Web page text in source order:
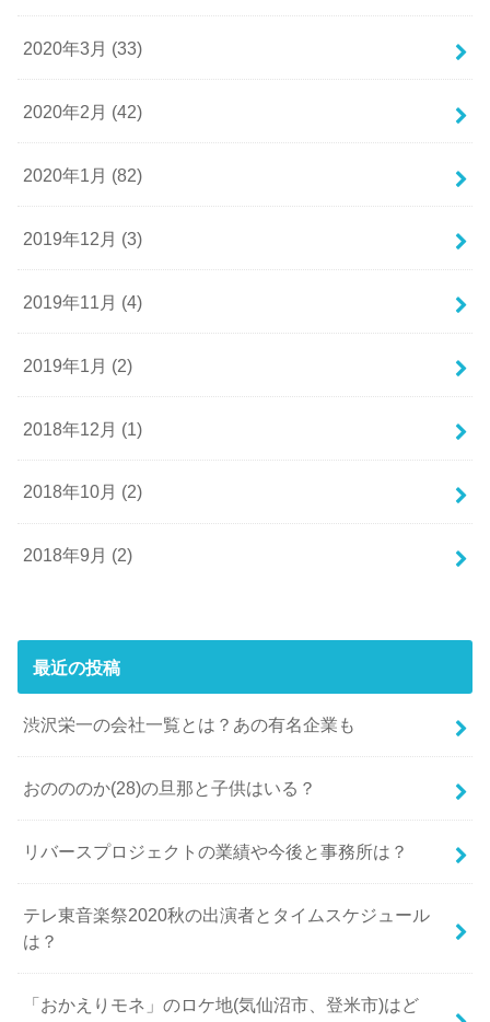
2020年3月 (33)
2020年2月 (42)
2020年1月 (82)
2019年12月 (3)
2019年11月 (4)
2019年1月 (2)
2018年12月 (1)
2018年10月 (2)
2018年9月 (2)
最近の投稿
渋沢栄一の会社一覧とは？あの有名企業も
おのののか(28)の旦那と子供はいる？
リバースプロジェクトの業績や今後と事務所は？
テレ東音楽祭2020秋の出演者とタイムスケジュール
は？
「おかえりモネ」のロケ地(気仙沼市、登米市)はど